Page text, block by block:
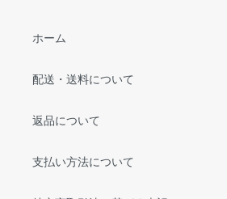
ホーム
配送・送料について
返品について
支払い方法について